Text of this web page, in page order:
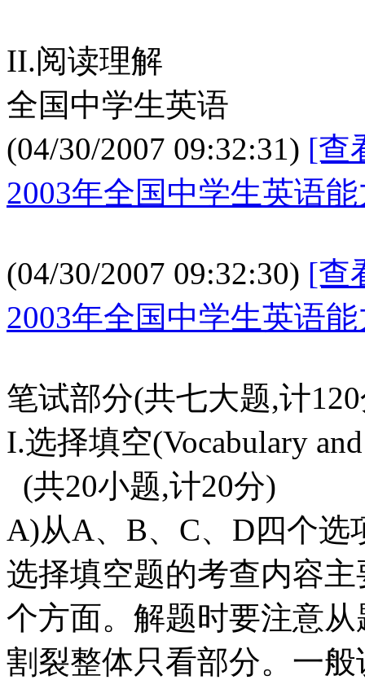
II.阅读理解
全国中学生英语
(04/30/2007 09:32:31) [查
2003年全国中学生英语
(04/30/2007 09:32:30) [查
2003年全国中学生英语
笔试部分(共七大题,计
I.选择填空(Vocabulary
(共20小题,计20分)
A)从A、B、C、D四个选
选择填空题的考查内容
个方面。解题时要注意
割裂整体只看部分。一